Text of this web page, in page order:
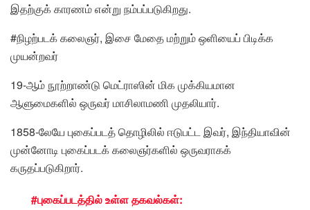
இதற்குக் காரணம் என்று நம்பப்படுகிறது.
#நிழற்படக் கலைஞர், இசை மேதை மற்றும் ஒளியைப் பிடிக்க
முயன்றவர்
19-ஆம் நூற்றாண்டு மெட்ராஸின் மிக முக்கியமான
ஆளுமைகளில் ஒருவர் மாசிலாமணி முதலியார்.
1858-லேயே புகைப்படத் தொழிலில் ஈடுபட்ட இவர், இந்தியாவின்
முன்னோடி புகைப்படக் கலைஞர்களில் ஒருவராகக்
கருதப்படுகிறார்.
#புகைப்படத்தில் உள்ள தகவல்கள்: